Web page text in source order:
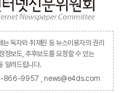
는 독자와 취재원 등 뉴스이용자의 권리
정보도, 추후보도를 요청할 수 있는
알려드립니다.
866-9957 , news@e4ds.com